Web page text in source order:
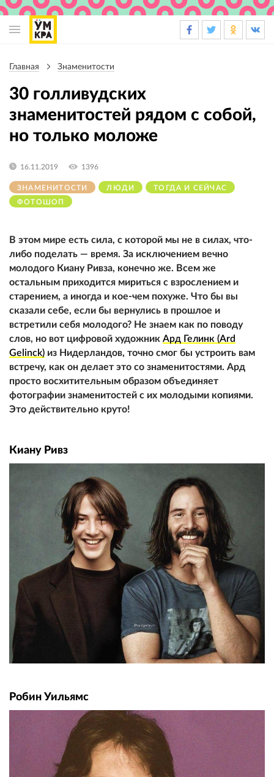
навигация
навигации
Главная Знаменитости
30 голливудских
знаменитостей рядом с собой,
но только моложе
ЗНАМЕНИТОСТИ ЛЮДИ
ТОГДА И СЕЙЧАС
ФОТОШОП
16.11.2019 1396
В этом мире есть сила, с которой мы не в силах, что-
либо поделать — время. За исключением вечно
молодого Киану Ривза, конечно же. Всем же
остальным приходится мириться с взрослением и
старением, а иногда и кое-чем похуже. Что бы вы
сказали себе, если бы вернулись в прошлое и
встретили себя молодого? Не знаем как по поводу
слов, но вот цифровой художник Ард Гелинк (Ard
Gelinck) из Нидерландов, точно смог бы устроить вам
встречу, как он делает это со знаменитостями. Ард
просто восхитительным образом объединяет
фотографии знаменитостей с их молодыми копиями.
Это действительно круто!
Киану Ривз
Робин Уильямс